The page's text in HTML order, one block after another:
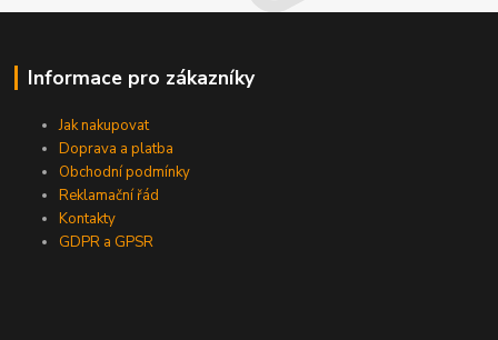
Informace pro zákazníky
Jak nakupovat
Doprava a platba
Obchodní podmínky
Reklamační řád
Kontakty
GDPR a GPSR